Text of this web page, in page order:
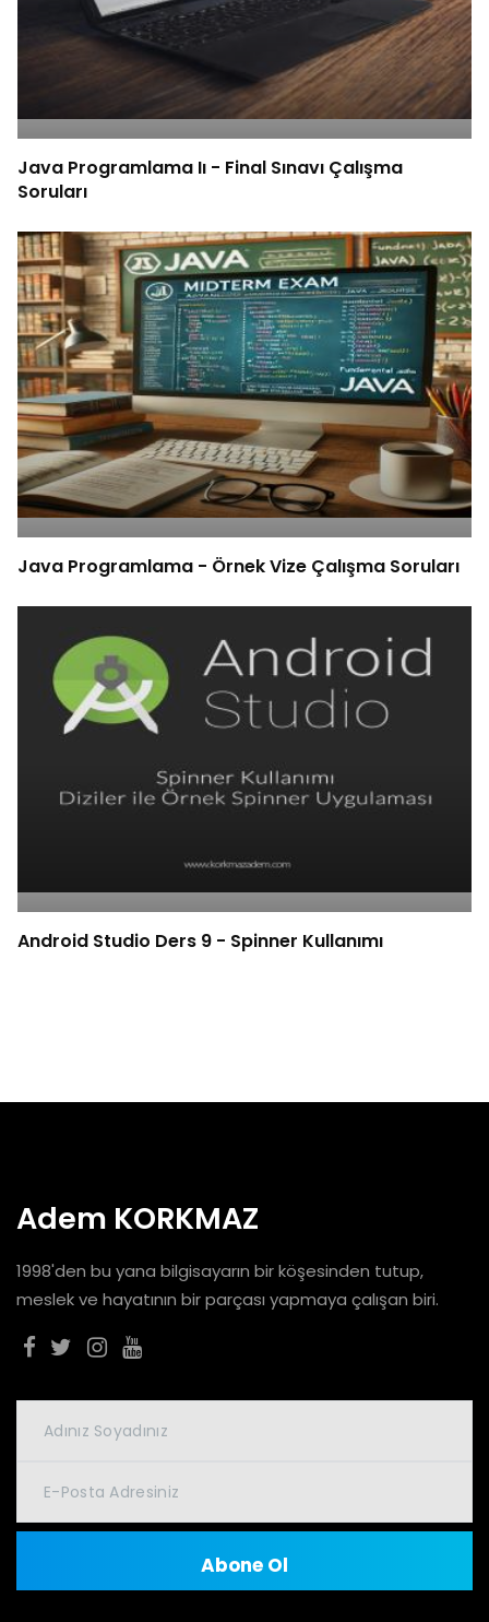
Java Programlama Iı - Final Sınavı Çalışma
Soruları
Java Programlama - Örnek Vize Çalışma Soruları
Android Studio Ders 9 - Spinner Kullanımı
Adem KORKMAZ
1998'den bu yana bilgisayarın bir köşesinden tutup,
meslek ve hayatının bir parçası yapmaya çalışan biri.